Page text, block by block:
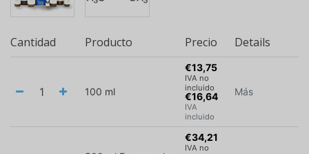
Cantidad Producto Precio Details
100 ml
€13,75
IVA no
incluido
€16,64
IVA
incluido
Más
€34,21
IVA no